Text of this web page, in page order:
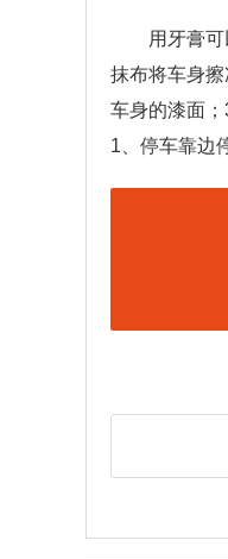
用牙膏
抹布将车身
车身的漆面
1、停车靠边